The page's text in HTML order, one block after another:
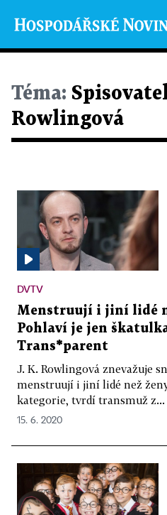
Téma:
Rowlingová
DVTV
Menstruují i jiní lidé
Pohlaví je jen
Trans*parent
J. K. Rowlingová znevažuje
menstruují i jiní lidé než
kategorie, tvrdí transmuž z...
15. 6. 2020